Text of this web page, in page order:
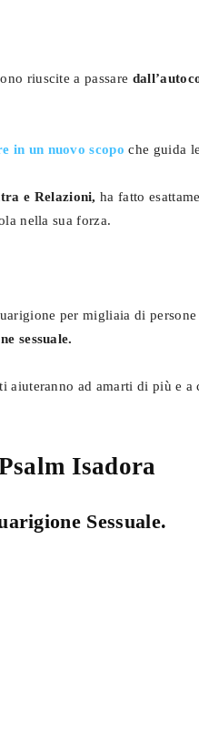
riuscite a passare
in un nuovo scopo che guida
e Relazioni,ha fatto
nella sua forza.
per migliaia di
sessuale.
aiuteranno ad amarti di più e a
Isadora
Sessuale.